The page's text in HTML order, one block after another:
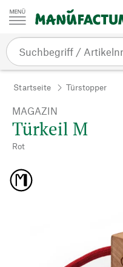
Zum Inhalt springen
Startseite Türstopper
MAGAZIN
Türkeil M
Rot